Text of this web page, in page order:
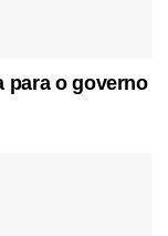
para o governo